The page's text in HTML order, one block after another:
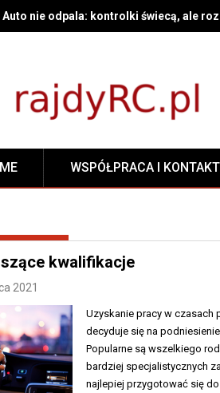
Auto nie odpala: kontrolki świecą, ale
WSPÓŁPRACA I KONTAKT
kwalifikacje
2021
Uzyskanie pracy w czasach
decyduje się na
Popularne są wszelkiego
bardziej specjalistycznych
najlepiej przygotować się